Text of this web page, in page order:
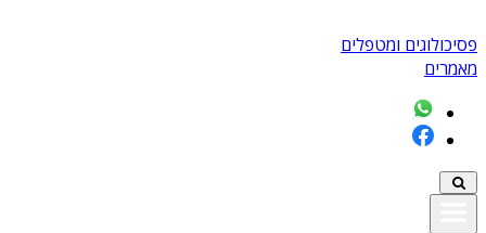
פסיכולוגים ומטפלים
מאמרים